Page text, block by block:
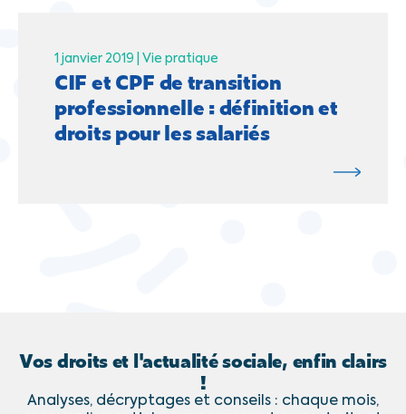
1 janvier 2019 | Vie pratique
CIF et CPF de transition
professionnelle : définition et
droits pour les salariés
Vos droits et l'actualité sociale, enfin clairs
!
Analyses, décryptages et conseils : chaque mois,